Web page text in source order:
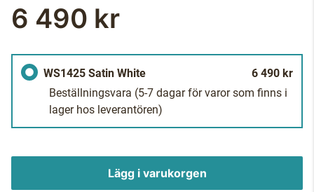
6 490 kr
WS1425 Satin White
6 490 kr
Beställningsvara (5-7 dagar för varor som finns i
lager hos leverantören)
Lägg i varukorgen